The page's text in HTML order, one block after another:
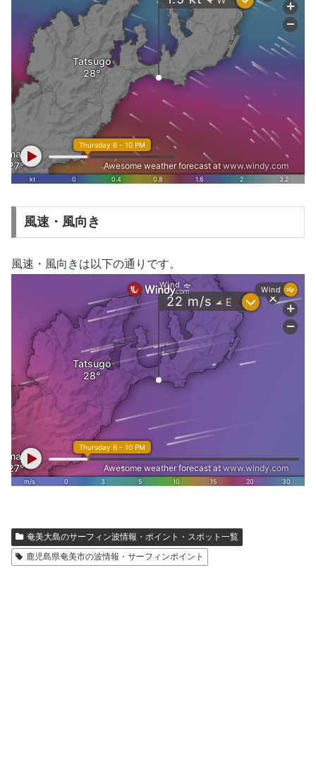
風速・風向き
風速・風向きは以下の通りです。
奄美大島のサーフィン波情報・ポイント・スポット一覧
鹿児島県奄美市の波情報・サーフィンポイント